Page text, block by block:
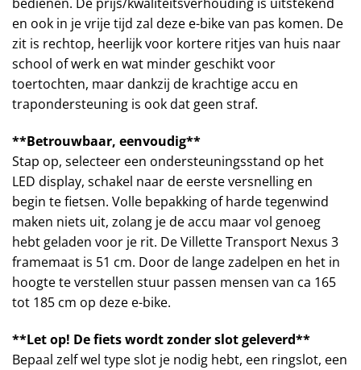
bedienen. De prijs/kwaliteitsverhouding is uitstekend
en ook in je vrije tijd zal deze e-bike van pas komen. De
zit is rechtop, heerlijk voor kortere ritjes van huis naar
school of werk en wat minder geschikt voor
toertochten, maar dankzij de krachtige accu en
trapondersteuning is ook dat geen straf.
**Betrouwbaar, eenvoudig**
Stap op, selecteer een ondersteuningsstand op het
LED display, schakel naar de eerste versnelling en
begin te fietsen. Volle bepakking of harde tegenwind
maken niets uit, zolang je de accu maar vol genoeg
hebt geladen voor je rit. De Villette Transport Nexus 3
framemaat is 51 cm. Door de lange zadelpen en het in
hoogte te verstellen stuur passen mensen van ca 165
tot 185 cm op deze e-bike.
**Let op! De fiets wordt zonder slot geleverd**
Bepaal zelf wel type slot je nodig hebt, een ringslot, een